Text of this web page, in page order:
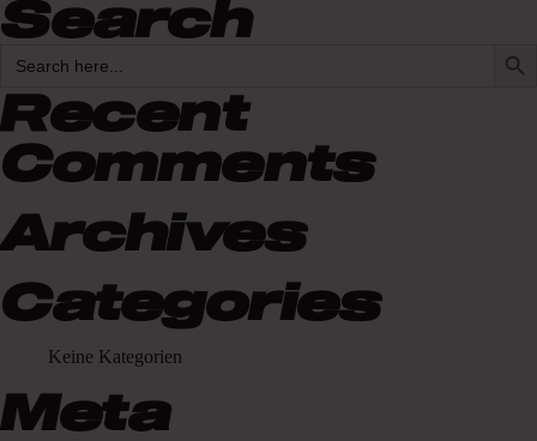
eine geniale Erfahrung und viele Blicke
ANMELDUNG IN KÜRZE
MÖGLICH
Search
FOR:
Recent
Comments
Archives
Categories
Keine Kategorien
Meta